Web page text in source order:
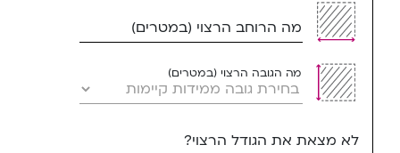
מה הרוחב הרצוי (במטרים)
מה הגובה הרצוי (במטרים)
לא מצאת את הגודל הרצוי?